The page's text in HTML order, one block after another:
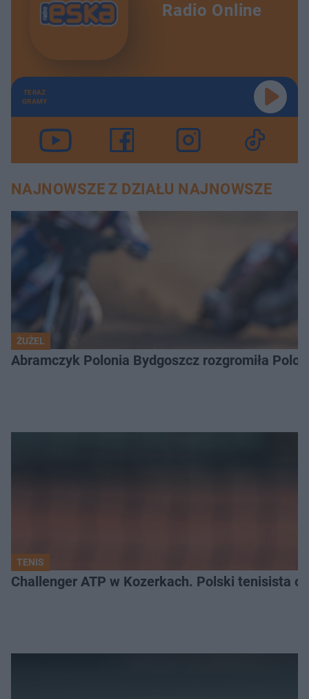
Radio Online
TERAZ
GRAMY
NAJNOWSZE Z DZIAŁU NAJNOWSZE
ŻUŻEL
Abramczyk Polonia Bydgoszcz rozgromiła
TENIS
Challenger ATP w Kozerkach. Polski tenisista